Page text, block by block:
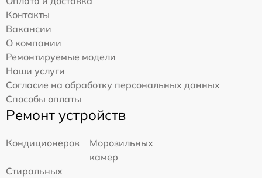
Контакты
Вакансии
О компании
Ремонтируемые модели
Наши услуги
Согласие на обработку персональных данных
Способы оплаты
Ремонт устройств
Кондиционеров
Морозильных
камер
Стиральных